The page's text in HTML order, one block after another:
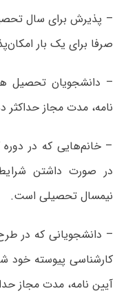
– پذیرش برای سال
صرفا برای یک بار
– دانشجویان تحصیل
نامه، مدت مجاز
– خانم‌هایی که در
در صورت داشتن
نیمسال تحصیلی است.
– دانشجویانی که در
کارشناسی پیوسته خود
آیین نامه، مدت مجاز